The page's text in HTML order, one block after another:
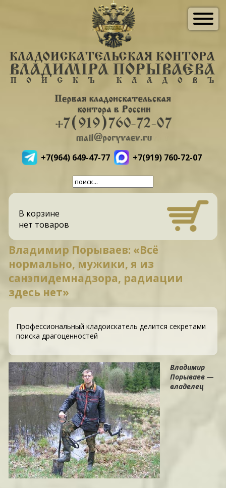
+7(964) 649-47-77 +7(919) 760-72-07
В корзине
нет товаров
Владимир Порываев: «Всё
нормально, мужики, я из
санэпидемнадзора, радиации
здесь нет»
Профессиональный кладоискатель делится секретами
поиска драгоценностей
Владимир
Порываев —
владелец